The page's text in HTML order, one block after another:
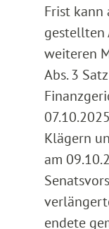
Frist kann
gestellten
weiteren
Abs. 3
Klägern
am
endete